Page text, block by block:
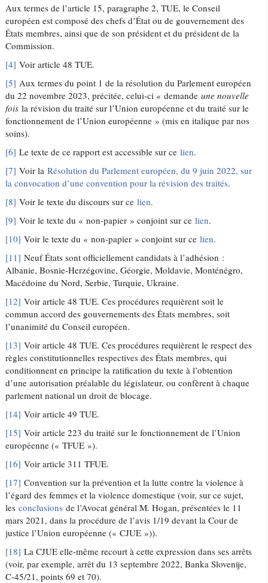
Aux termes de l’article 15, paragraphe 2, TUE, le Conseil
européen est composé des chefs d’État ou de gouvernement des
États membres, ainsi que de son président et du président de la
Commission.
[4] Voir article 48 TUE.
[5] Aux termes du point 1 de la résolution du Parlement européen
du 22 novembre 2023, précitée, celui-ci « demandeune nouvelle
fois la révision du traité sur l’Union européenne et du traité sur le
fonctionnement de l’Union européenne » (mis en italique par nos
soins).
[6] Le texte de ce rapport est accessible sur celien.
[7] Voir laRésolution du Parlement européen, du 9 juin 2022, sur
la convocation d’une convention pour la révision des traités.
[8] Voir le texte du discours sur celien.
[9] Voir le texte du « non-papier » conjoint sur celien.
[10] Voir le texte du « non-papier » conjoint sur celien.
[11] Neuf États sont officiellement candidats à l’adhésion :
Albanie, Bosnie-Herzégovine, Géorgie, Moldavie, Monténégro,
Macédoine du Nord, Serbie, Turquie, Ukraine.
[12] Voir article 48 TUE. Ces procédures requièrent soit le
commun accord des gouvernements des États membres, soit
l’unanimité du Conseil européen.
[13] Voir article 48 TUE. Ces procédures requièrent le respect des
règles constitutionnelles respectives des États membres, qui
conditionnent en principe la ratification du texte à l’obtention
d’une autorisation préalable du législateur, ou confèrent à chaque
parlement national un droit de blocage.
[14] Voir article 49 TUE.
[15] Voir article 223 du traité sur le fonctionnement de l’Union
européenne (« TFUE »).
[16] Voir article 311 TFUE.
[17] Convention sur la prévention et la lutte contre la violence à
l’égard des femmes et la violence domestique (voir, sur ce sujet,
lesconclusions de l’Avocat général M. Hogan, présentées le 11
mars 2021, dans la procédure de l’avis 1/19 devant la Cour de
justice l’Union européenne (« CJUE »)).
[18] La CJUE elle-même recourt à cette expression dans ses arrêts
(voir, par exemple, arrêt du 13 septembre 2022, Banka Slovenije,
C-45/21, points 69 et 70).